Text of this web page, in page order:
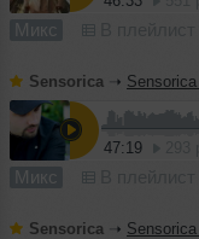
Микс
Sensorica ➝
47:19
Микс
Sensorica ➝